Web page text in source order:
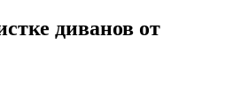
диванов от